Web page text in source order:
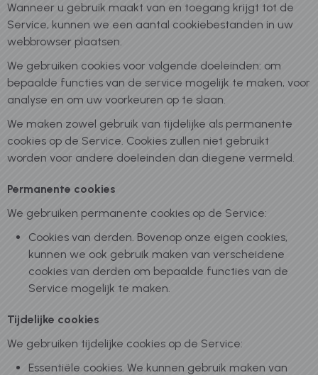
Wanneer u gebruik maakt van en toegang krijgt tot de
Service, kunnen we een aantal cookiebestanden in uw
webbrowser plaatsen.
We gebruiken cookies voor volgende doeleinden: om
bepaalde functies van de service mogelijk te maken, voor
analyse en om uw voorkeuren op te slaan.
We maken zowel gebruik van tijdelijke als permanente
cookies op de Service. Cookies zullen niet gebruikt
worden voor andere doeleinden dan diegene vermeld.
Permanente cookies
We gebruiken permanente cookies op de Service:
Cookies van derden. Bovenop onze eigen cookies,
kunnen we ook gebruik maken van verscheidene
cookies van derden om bepaalde functies van de
Service mogelijk te maken.
Tijdelijke cookies
We gebruiken tijdelijke cookies op de Service:
Essentiële cookies. We kunnen gebruik maken van